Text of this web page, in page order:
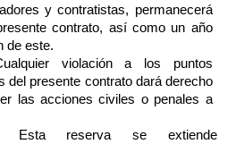
y contratistas, permanecerá
contrato, así como un año
de este.
violación a los puntos
del presente contrato dará derecho
las acciones civiles o penales a
Esta reserva se extiende